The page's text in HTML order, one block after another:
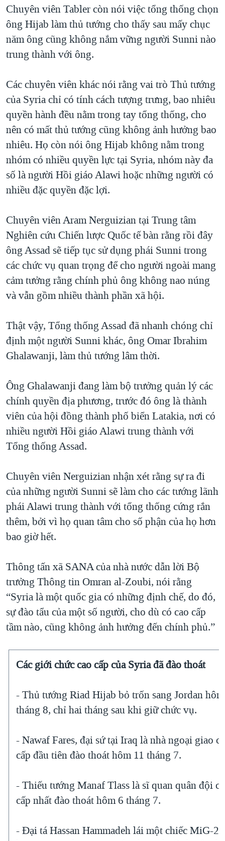
Chuyên viên Tabler còn nói việc tổng thống chọn
ông Hijab làm thủ tướng cho thấy sau mấy chục
năm ông cũng không nắm vững người Sunni nào
trung thành với ông.
Các chuyên viên khác nói rằng vai trò Thủ tướng
của Syria chỉ có tính cách tượng trưng, bao nhiêu
quyền hành đều nằm trong tay tổng thống, cho
nên có mất thủ tướng cũng không ảnh hưởng bao
nhiêu. Họ còn nói ông Hijab không nằm trong
nhóm có nhiều quyền lực tại Syria, nhóm này đa
số là người Hồi giáo Alawi hoặc những người có
nhiều đặc quyền đặc lợi.
Chuyên viên Aram Nerguizian tại Trung tâm
Nghiên cứu Chiến lược Quốc tế bàn rằng rồi đây
ông Assad sẽ tiếp tục sử dụng phái Sunni trong
các chức vụ quan trọng để cho người ngoài mang
cảm tưởng rằng chính phủ ông không nao núng
và vẫn gồm nhiều thành phần xã hội.
Thật vậy, Tổng thống Assad đã nhanh chóng chỉ
định một người Sunni khác, ông Omar Ibrahim
Ghalawanji, làm thủ tướng lâm thời.
Ông Ghalawanji đang làm bộ trưởng quản lý các
chính quyền địa phương, trước đó ông là thành
viên của hội đồng thành phố biển Latakia, nơi có
nhiều người Hồi giáo Alawi trung thành với
Tổng thống Assad.
Chuyên viên Nerguizian nhận xét rằng sự ra đi
của những người Sunni sẽ làm cho các tướng lãnh
phái Alawi trung thành với tổng thống cứng rắn
thêm, bởi vì họ quan tâm cho số phận của họ hơn
bao giờ hết.
Thông tấn xã SANA của nhà nước dẫn lời Bộ
trưởng Thông tin Omran al-Zoubi, nói rằng
“Syria là một quốc gia có những định chế, do đó,
sự đào tẩu của một số người, cho dù có cao cấp
tầm nào, cũng không ảnh hưởng đến chính phủ.”
Các giới chức cao cấp của Syria đã đào thoát
- Thủ tướng Riad Hijab bỏ trốn sang Jordan
tháng 8, chỉ hai tháng sau khi giữ chức vụ.
- Nawaf Fares, đại sứ tại Iraq là nhà ngoại giao
cấp đầu tiên đào thoát hôm 11 tháng 7.
- Thiếu tướng Manaf Tlass là sĩ quan quân đội
cấp nhất đào thoát hôm 6 tháng 7.
- Đại tá Hassan Hammadeh lái một chiếc MiG-21